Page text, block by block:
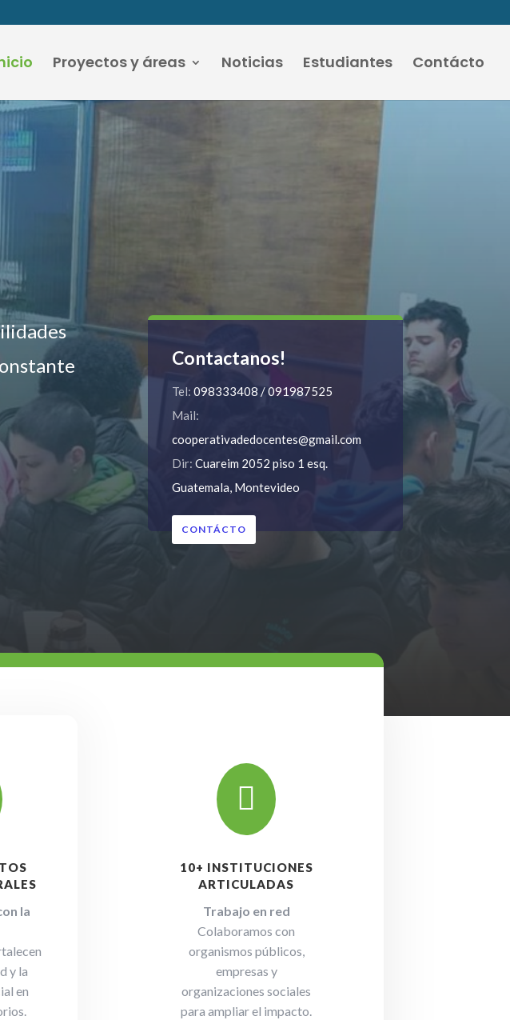
Proyectos y áreas Noticias Estudiantes Contácto
Contactanos!
Tel: 098333408 / 091987525
Mail:
cooperativadedocentes@gmail.com
Dir: Cuareim 2052 piso 1 esq.
Guatemala, Montevideo
CONTÁCTO
la
y la
en

10+ INSTITUCIONES
ARTICULADAS
Trabajo en red
Colaboramos con
organismos públicos,
empresas y
organizaciones sociales
para ampliar el impacto.